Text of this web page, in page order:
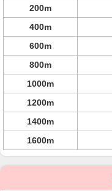
200m
400m
600m
800m
1000m
1200m
1400m
1600m